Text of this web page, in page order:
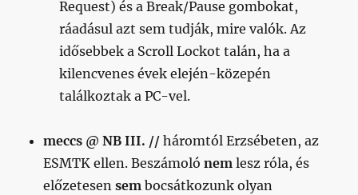
Request) és a Break/Pause gombokat,
ráadásul azt sem tudják, mire valók. Az
idősebbek a Scroll Lockot talán, ha a
kilencvenes évek elején-közepén
találkoztak a PC-vel.
meccs @ NB III. //háromtól Erzsébeten, az
ESMTK ellen. Beszámolónem lesz róla, és
előzetesensem bocsátkozunk olyan